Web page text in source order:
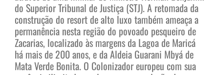
do Superior Tribunal de Justiça (STJ). A retomada da
construção do resort de alto luxo também ameaça a
permanência nesta região do povoado pesqueiro de
Zacarias, localizado às margens da Lagoa de Maricá
há mais de 200 anos, e da Aldeia Guarani Mbyá de
Mata Verde Bonita. O Colonizador europeu com sua